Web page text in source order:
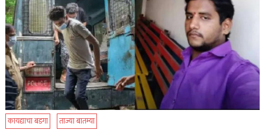
कायद्याचा बडगा ताज्या बातम्या